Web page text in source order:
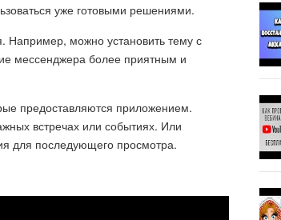
уже готовыми решениями.
можно установить тему с
мессенджера более приятным и
предоставляются приложением.
встречах или событиях. Или
для последующего просмотра.